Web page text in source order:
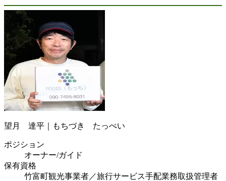
望月 達平｜もちづき たっぺい
ポジション
オーナー/ガイド
保有資格
竹富町観光事業者／旅行サービス手配業務取扱管理者